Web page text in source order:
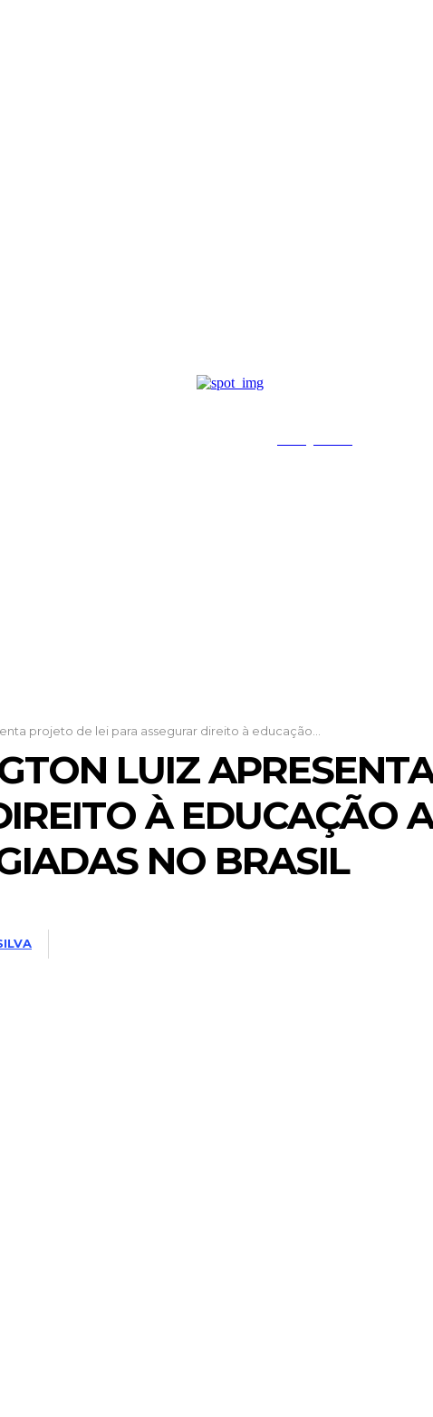
projeto de lei para assegurar direito à educação...
LUIZ
À EDUCAÇÃO
NO BRASIL